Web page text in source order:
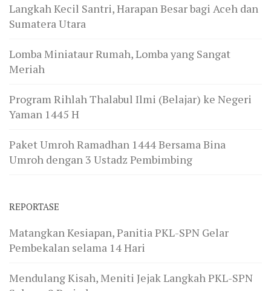
Langkah Kecil Santri, Harapan Besar bagi Aceh dan
Sumatera Utara
Lomba Miniataur Rumah, Lomba yang Sangat
Meriah
Program Rihlah Thalabul Ilmi (Belajar) ke Negeri
Yaman 1445 H
Paket Umroh Ramadhan 1444 Bersama Bina
Umroh dengan 3 Ustadz Pembimbing
REPORTASE
Matangkan Kesiapan, Panitia PKL-SPN Gelar
Pembekalan selama 14 Hari
Mendulang Kisah, Meniti Jejak Langkah PKL-SPN